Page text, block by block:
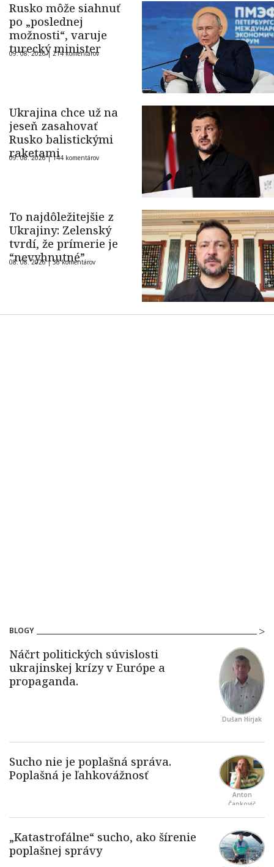
Rusko môže siahnuť
po „poslednej
možnosti“, varuje
turecký minister
09. 08. 2026 | 214 komentárov
Ukrajina chce už na
jeseň zasahovať
Rusko balistickými
raketami
09. 08. 2026 |144 komentárov
To najdôležitejšie z
Ukrajiny: Zelenský
tvrdí, že prímerie je
“nevyhnutné”
08. 08. 2026 |36 komentárov
BLOGY
Dušan Hirjak
Anton
Čapkovič